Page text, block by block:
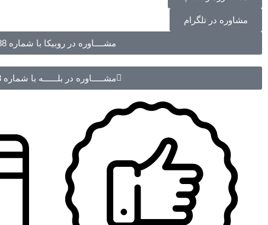
مشاوره در تلگرام
مشــــاوره در روبیکا با شماره 09128870988
مشـــــاوره در بلــــــه با شماره 09128870988